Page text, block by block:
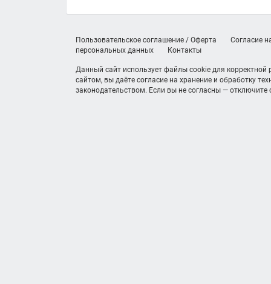
Пользовательское соглашение / Оферта
Согласие
персональных данных
Контакты
Данный сайт использует файлы cookie для
сайтом, вы даёте согласие на хранение и обработку
законодательством. Если вы не согласны — отключите